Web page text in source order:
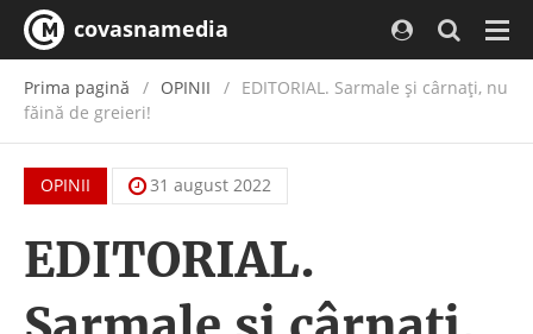
covasnamedia
Prima pagină OPINII
EDITORIAL. Sarmale şi cârnaţi, nu
făină de greieri!
OPINII 31 august 2022
EDITORIAL.